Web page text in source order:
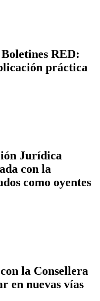
RED:
práctica
Jurídica
con la
como oyentes
la Consellera
en nuevas vías